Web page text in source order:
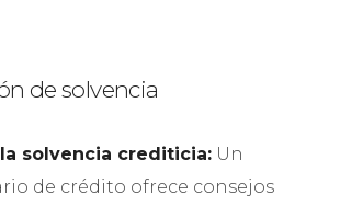
de solvencia
solvencia crediticia: Un
de crédito ofrece consejos